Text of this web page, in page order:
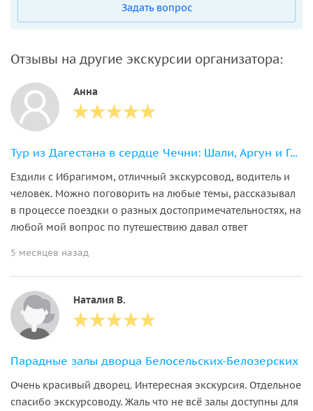
Задать вопрос
Отзывы на другие экскурсии организатора:
Анна
Тур из Дагестана в сердце Чечни: Шали, Аргун и Грозный
Ездили с Ибрагимом, отличный экскурсовод, водитель и
человек. Можно поговорить на любые темы, рассказывал
в процессе поездки о разных достопримечательностях, на
любой мой вопрос по путешествию давал ответ
5 месяцев назад
Наталия В.
Парадные залы дворца Белосельских-Белозерских
Очень красивый дворец. Интересная экскурсия. Отдельное
спасибо экскурсоводу. Жаль что не всё залы доступны для